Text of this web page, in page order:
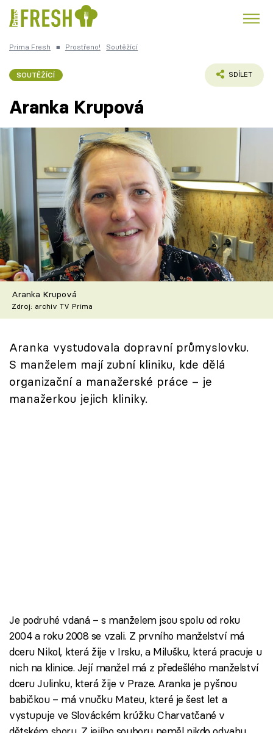
Česká kuchyně
Témata
Recepty
Články
TV Program
Škola vaření
Recepty z TV
Speciál: Cuketa
Těhotnej kuchař
Sledujte prima+
Prima Fresh ■ Prostřeno! Soutěžící
SOUTĚŽÍCÍ SDÍLET
Aranka Krupová
Aranka Krupová
Zdroj: archiv TV Prima
Aranka vystudovala dopravní průmyslovku.
S manželem mají zubní kliniku, kde dělá
organizační a manažerské práce – je
manažerkou jejich kliniky.
Je podruhé vdaná – s manželem jsou spolu od roku
2004 a roku 2008 se vzali. Z prvního manželství má
dceru Nikol, která žije v Irsku, a Milušku, která pracuje u
nich na klinice. Její manžel má z předešlého manželství
dceru Julinku, která žije v Praze. Aranka je pyšnou
babičkou – má vnučku Mateu, které je šest let a
vystupuje ve Slováckém krúžku Charvatčané v